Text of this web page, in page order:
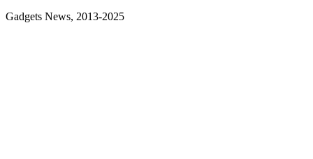
Gadgets News, 2013-2025